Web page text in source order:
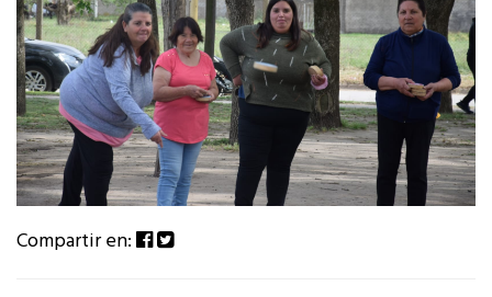
Compartir en: